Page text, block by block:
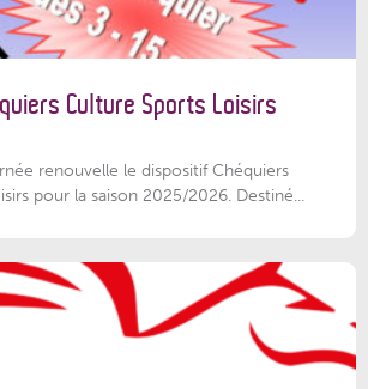
Culture Sports Loisirs
renouvelle le dispositif Chéquiers
pour la saison 2025/2026. Destiné...